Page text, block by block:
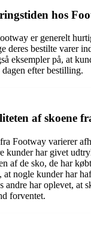
hos
er generelt
deres bestilte varer
eksempler på, at
efter bestilling.
af skoene
Footway varierer
kunder har givet
af de sko, de har
at nogle kunder har
andre har oplevet, at
forventet.